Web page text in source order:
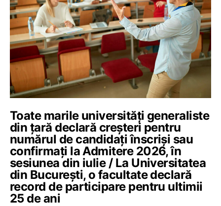
Toate marile universități generaliste
din țară declară creșteri pentru
numărul de candidați înscriși sau
confirmați la Admitere 2026, în
sesiunea din iulie / La Universitatea
din București, o facultate declară
record de participare pentru ultimii
25 de ani